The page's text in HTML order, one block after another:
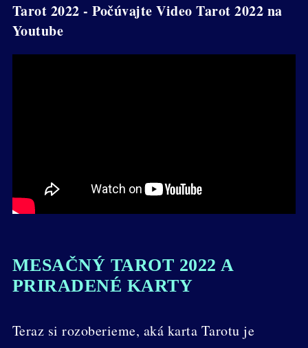
Tarot 2022 - Počúvajte Video Tarot 2022 na
Youtube
MESAČNÝ TAROT 2022 A
PRIRADENÉ KARTY
Teraz si rozoberieme, aká karta Tarotu je